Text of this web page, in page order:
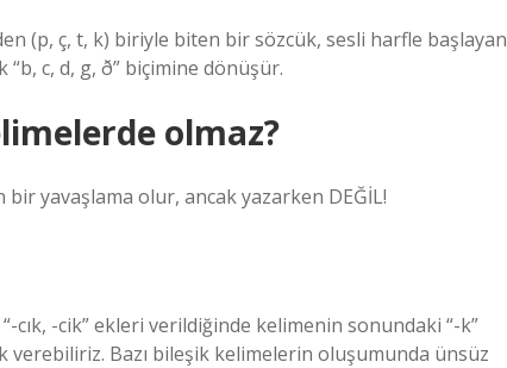
(p, ç, t, k) biriyle biten bir sözcük, sesli harfle başlayan
c, d, g, ð” biçimine dönüşür.
olmaz?
bir yavaşlama olur, ancak yazarken DEĞİL!
-cik” ekleri verildiğinde kelimenin sonundaki “-k”
Bazı bileşik kelimelerin oluşumunda ünsüz